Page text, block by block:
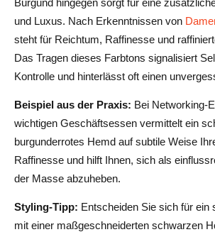
Burgund hingegen sorgt für eine
und Luxus. Nach Erkenntnissen von
steht für Reichtum, Raffinesse und
Das Tragen dieses Farbtons signalisiert
Kontrolle und hinterlässt oft einen
Beispiel aus der Praxis: Bei Networking-
wichtigen Geschäftsessen vermittelt ein
burgunderrotes Hemd auf subtile Weise
Raffinesse und hilft Ihnen, sich als
der Masse abzuheben.
Styling-Tipp: Entscheiden Sie sich für ein
mit einer maßgeschneiderten schwarzen